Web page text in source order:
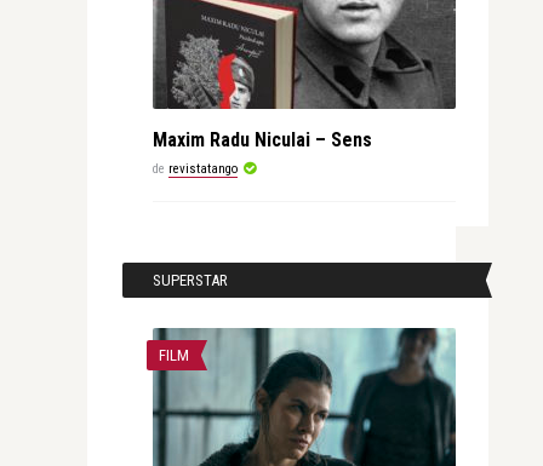
Maxim Radu Niculai – Sens
de revistatango
SUPERSTAR
FILM